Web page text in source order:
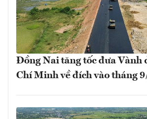
Đồng Nai tăng tốc đưa Vành
Chí Minh về đích vào tháng